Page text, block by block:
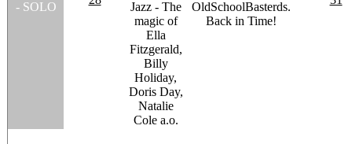
- SOLO
Jazz - The
magic of
Ella
Fitzgerald,
Billy
Holiday,
Doris Day,
Natalie
Cole a.o.
OldSchoolBasterds.
Back in Time!